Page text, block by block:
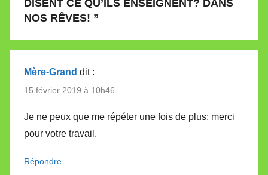
DISENT CE QU’ILS ENSEIGNENT? DANS
NOS RÊVES! ”
Mère-Grand dit :
15 février 2019 à 10h46
Je ne peux que me répéter une fois de plus: merci
pour votre travail.
Répondre